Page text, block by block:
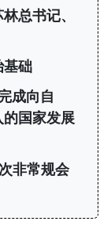
总书记、
基础
成向自
国家发展
非常规会